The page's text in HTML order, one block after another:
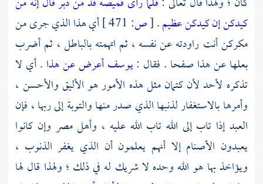
كيدكن إن كيدكن عظيم.
[ص:
أي هذا الذي جرى من
مكركن أنت راودته عن نفسه ، ثم اتهمته بالباطل ، ثم أضرب
بعلها عن هذا صفحا . فقال :يوسف أعرض عن هذا . أي لا
تذكره لأحد لأن كتمان مثل هذه الأمور هو الأليق والأحسن ،
وأمرها بالاستغفار لذنبها الذي صدر منها والتوبة إلى ربها ، فإن
العبد إذا تاب إلى الله تاب الله عليه ، وأهلمصر وإن كانوا
يعبدون الأصنام إلا أنهم يعلمون أن الذي يغفر الذنوب ،
ويؤاخذ بها هو الله وحده لا شريك له في ذلك ؛ ولهذا قال لها